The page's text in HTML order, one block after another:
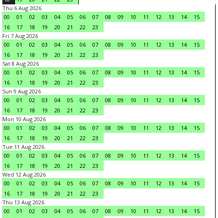
Thu 6 Aug 2026
00
01 02 03 04 05 06 07 08 09 10 11 12 13 14
15
16
17 18 19 20 21 22
23
Fri 7 Aug 2026
00
01 02 03 04 05 06 07 08 09 10 11 12 13 14
15
16
17 18 19 20 21 22
23
Sat 8 Aug 2026
00
01 02 03 04 05 06 07 08 09 10 11 12 13 14
15
16
17 18 19 20 21 22
23
Sun 9 Aug 2026
00
01 02 03 04 05 06 07 08 09 10 11 12 13 14
15
16
17 18 19 20 21 22
23
Mon 10 Aug 2026
00
01 02 03 04 05 06 07 08 09 10 11 12 13 14
15
16
17 18 19 20 21 22
23
Tue 11 Aug 2026
00
01 02 03 04 05 06 07 08 09 10 11 12 13 14
15
16
17 18 19 20 21 22
23
Wed 12 Aug 2026
00
01 02 03 04 05 06 07 08 09 10 11 12 13 14
15
16
17 18 19 20 21 22
23
Thu 13 Aug 2026
00
01 02 03 04 05 06 07 08 09 10 11 12 13 14
15